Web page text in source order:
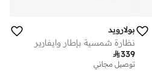
بولارويد
نظارة شمسية بإطار وايفارير
339
توصيل مجاني